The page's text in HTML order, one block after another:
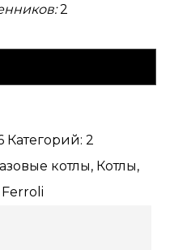
2
Категорий:2
котлы, Котлы,
Ferroli